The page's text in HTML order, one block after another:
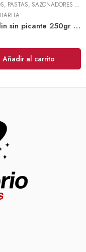
,TODOS
ADEREZOS, PASTAS, SAZONADORES Y CONDIMENTOS
Amarillin sin picante 250gr (Sibarita)
Añadir al carrito